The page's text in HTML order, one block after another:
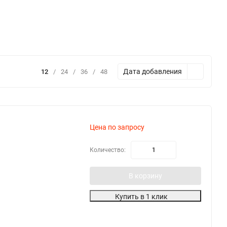
12 / 24 / 36 / 48 Дата добавления
Цена по запросу
Количество:
В корзину
Купить в 1 клик